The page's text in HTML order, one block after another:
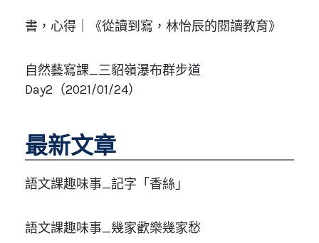
書，心得｜《從讀到寫，林怡辰的閱讀教育》
自然藝寫課_三貂嶺瀑布群步道
Day2（2021/01/24）
最新文章
語文課趣味事_記字「香絲」
語文課趣味事_幾家歡樂幾家愁